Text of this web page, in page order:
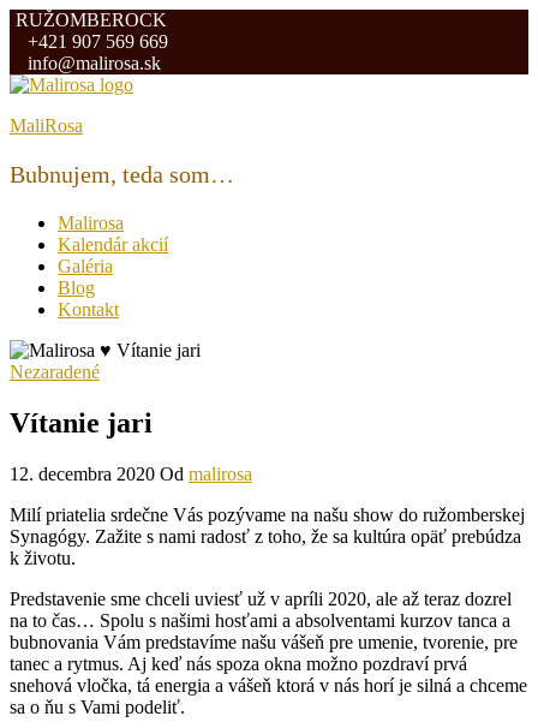
Preskočiť
obsah
RUŽOMBEROCK
+421 907 569 669
info@malirosa.sk
MaliRosa
Bubnujem, teda som…
Malirosa
Kalendár akcií
Galéria
Blog
Kontakt
Nezaradené
Vítanie jari
12. decembra 2020 Od malirosa
Milí priatelia srdečne Vás pozývame na našu show do ružomberskej
Synagógy. Zažite s nami radosť z toho, že sa kultúra opäť prebúdza
k životu.
Predstavenie sme chceli uviesť už v apríli 2020, ale až teraz dozrel
na to čas… Spolu s našimi hosťami a absolventami kurzov tanca a
bubnovania Vám predstavíme našu vášeň pre umenie, tvorenie, pre
tanec a rytmus. Aj keď nás spoza okna možno pozdraví prvá
snehová vločka, tá energia a vášeň ktorá v nás horí je silná a chceme
sa o ňu s Vami podeliť.